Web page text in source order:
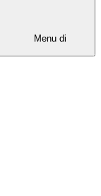
Menu di